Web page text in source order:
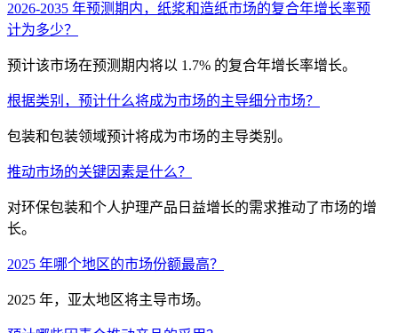
2026-2035 年预测期内，纸浆和造纸市场的复合年增长率预
计为多少？
预计该市场在预测期内将以 1.7% 的复合年增长率增长。
根据类别，预计什么将成为市场的主导细分市场？
包装和包装领域预计将成为市场的主导类别。
推动市场的关键因素是什么？
对环保包装和个人护理产品日益增长的需求推动了市场的增
长。
2025 年哪个地区的市场份额最高？
2025 年，亚太地区将主导市场。